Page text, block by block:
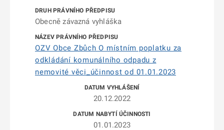
Obecně závazná vyhláška
OZV Obce Zbůch O místním poplatku za
odkládání komunálního odpadu z
nemovité věci_účinnost od 01.01.2023
20.12.2022
01.01.2023